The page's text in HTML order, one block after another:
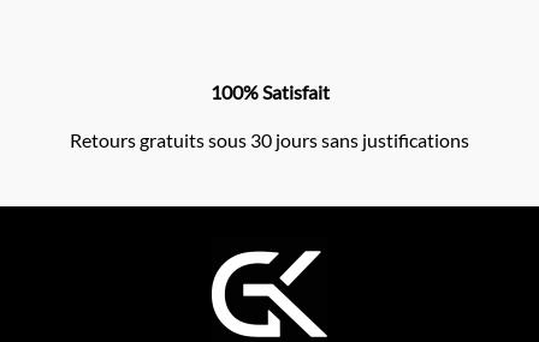
100% Satisfait
Retours gratuits sous 30 jours sans justifications